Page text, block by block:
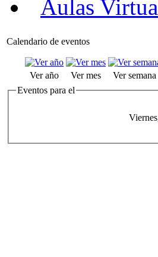
Aulas
Calendario de eventos
Ver año Ver mes Ver semana
Eventos para el